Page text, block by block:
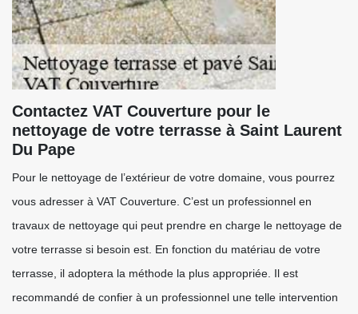
Contactez VAT Couverture pour le
nettoyage de votre terrasse à Saint Laurent
Du Pape
Pour le nettoyage de l’extérieur de votre domaine, vous pourrez
vous adresser à VAT Couverture. C’est un professionnel en
travaux de nettoyage qui peut prendre en charge le nettoyage de
votre terrasse si besoin est. En fonction du matériau de votre
terrasse, il adoptera la méthode la plus appropriée. Il est
recommandé de confier à un professionnel une telle intervention